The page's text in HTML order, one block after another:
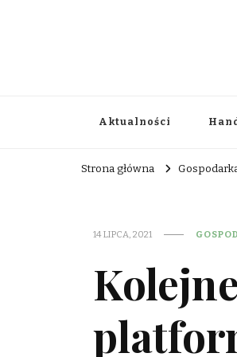
Aktualności
Strona główna
14 LIPCA, 2021